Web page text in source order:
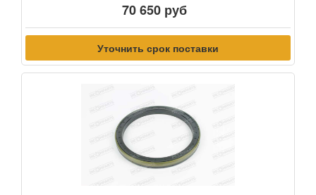
70 650 руб
Уточнить срок поставки